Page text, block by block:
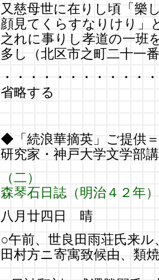
又慈母世に在りし頃「樂
顔見てくらすなりけり」
之れに事りし孝道の一班
多し（北区市之町二十一
・・・・・・・・・・・
省略する
◆「続浪華摘英」ご提供
研究家・神戸大学文学部
（二）
森琴石日誌（明治４２年）
八月廿四日 晴
○午前、世良田雨荘氏来
田村方ニ寄寓致候由、類焼